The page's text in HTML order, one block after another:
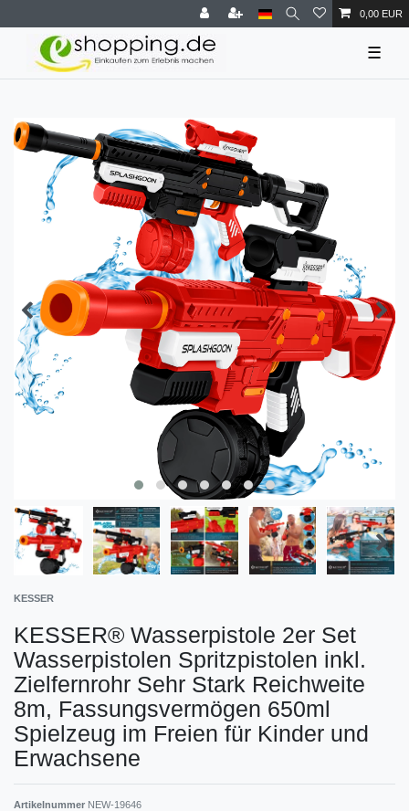
0,00 EUR
☰
KESSER
KESSER® Wasserpistole 2er Set
Wasserpistolen Spritzpistolen inkl.
Zielfernrohr Sehr Stark Reichweite
8m, Fassungsvermögen 650ml
Spielzeug im Freien für Kinder und
Erwachsene
Artikelnummer NEW-19646